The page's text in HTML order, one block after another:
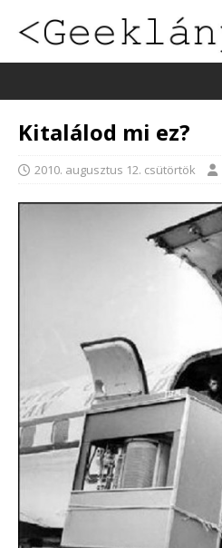
Kitalálod mi ez?
2010. augusztus 12. csütörtök